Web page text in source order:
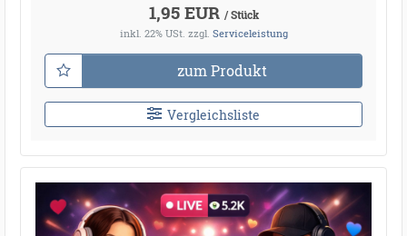
1,95 EUR / Stück
inkl. 22% USt. zzgl. Serviceleistung
zum Produkt
Vergleichsliste